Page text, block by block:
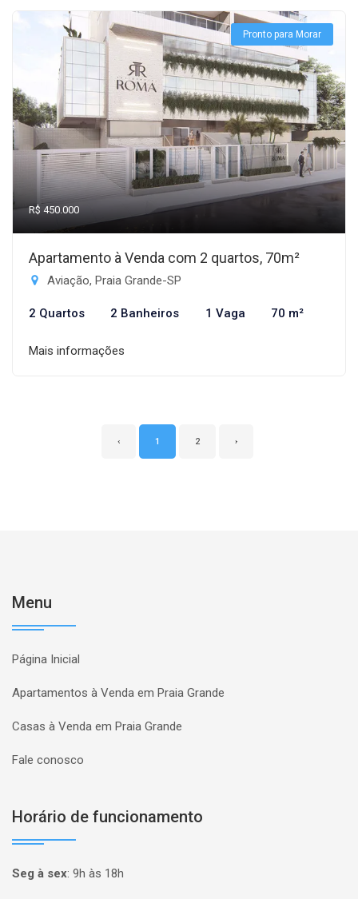
Pronto para Morar
R$ 450.000
Apartamento à Venda com 2 quartos, 70m²
Aviação, Praia Grande-SP
2 Quartos 2 Banheiros 1 Vaga 70 m²
Mais informações
‹ 1 2 ›
Menu
Página Inicial
Apartamentos à Venda em Praia Grande
Casas à Venda em Praia Grande
Fale conosco
Horário de funcionamento
Seg à sex: 9h às 18h